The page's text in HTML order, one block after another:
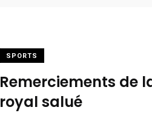
SPORTS
Remerciements de
royal salué